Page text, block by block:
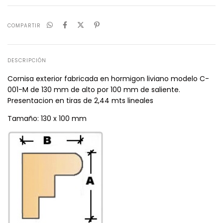
COMPARTIR
DESCRIPCIÓN
Cornisa exterior fabricada en hormigon liviano modelo C-
001-M de 130 mm de alto por 100 mm de saliente.
Presentacion en tiras de 2,44 mts lineales
Tamaño: 130 x 100 mm